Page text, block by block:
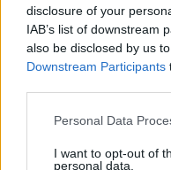
disclosure of your
IAB’s list of downstream
also be disclosed by us
Downstream Participants
Please note that this
not limited to your visit
Personal Data
I want to opt-out of
personal data.
2018.05.17
A virágkötő mesterek
kapcsolódva alkotnak, e
kompozíciók, amelyekre
marad el a „Kisinasok”